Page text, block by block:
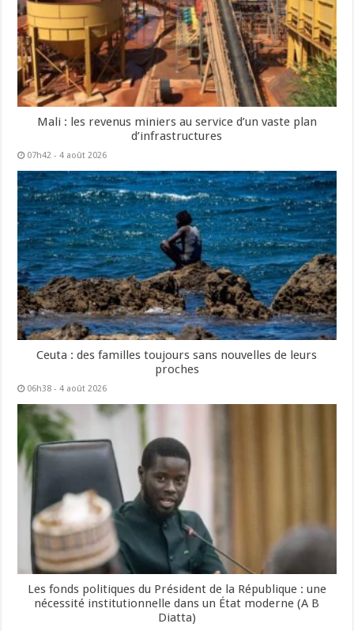
Mali : les revenus miniers au service d’un vaste plan
d’infrastructures
07h42 - 4 août 2026
Ceuta : des familles toujours sans nouvelles de leurs
proches
06h38 - 4 août 2026
Les fonds politiques du Président de la République : une
nécessité institutionnelle dans un État moderne (A B
Diatta)